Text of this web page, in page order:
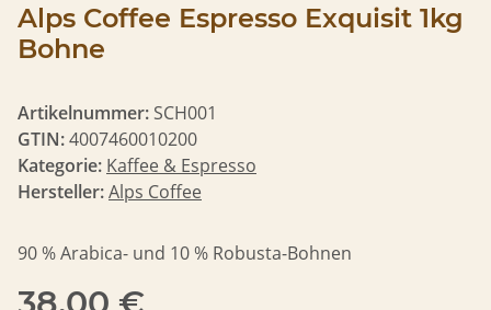
Alps Coffee Espresso Exquisit 1kg
Bohne
Artikelnummer: SCH001
GTIN:4007460010200
Kategorie: Kaffee & Espresso
Hersteller:Alps Coffee
90 % Arabica- und 10 % Robusta-Bohnen